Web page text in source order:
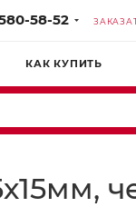
58-52
КАК КУПИТЬ